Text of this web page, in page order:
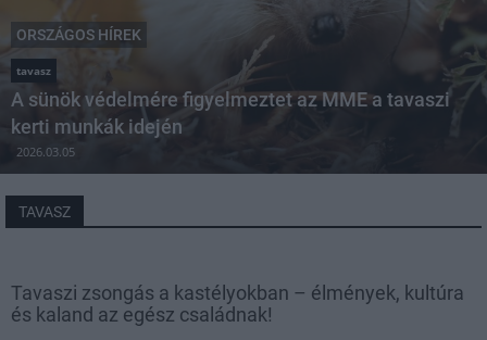
ORSZÁGOS HÍREK
tavasz
A sünök védelmére figyelmeztet az MME a tavaszi
kerti munkák idején
2026.03.05
TAVASZ
Tavaszi zsongás a kastélyokban – élmények, kultúra
és kaland az egész családnak!